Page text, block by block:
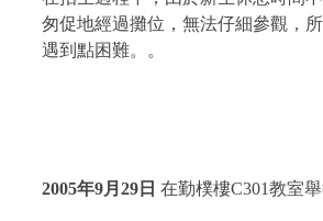
匆促地經過攤位，無法仔細參觀，
遇到點困難。。
2005年9月 29 日 在勤樸樓C301教室